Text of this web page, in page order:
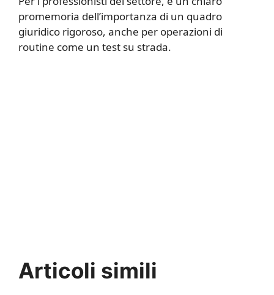
promemoria dell’importanza di un quadro
giuridico rigoroso, anche per operazioni di
routine come un test su strada.
Articoli simili